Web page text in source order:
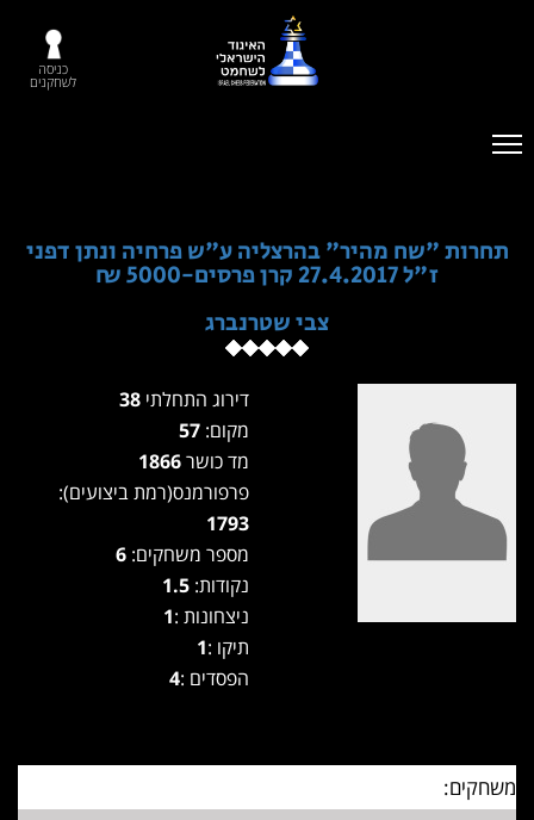
כניסה
לשחקנים
תחרות "שח מהיר" בהרצליה ע"ש פרחיה ונתן דפני
ז"ל 27.4.2017 קרן פרסים-5000 ₪
צבי שטרנברג
דירוג התחלתי
מקום:
מד כושר
פרפורמנס(רמת ביצועים):
1793
מספר משחקים:
נקודות: 1.5
ניצחונות :1
תיקו :1
הפסדים :4
משחקים: